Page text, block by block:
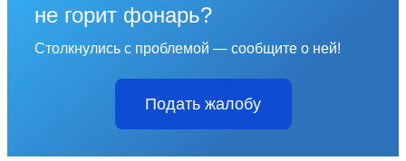
не горит фонарь?
Столкнулись с проблемой — сообщите о ней!
Подать жалобу